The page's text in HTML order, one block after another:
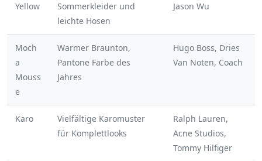
Yellow
Sommerkleider und
leichte Hosen
Jason Wu
Moch
a
Mouss
e
Warmer Braunton,
Pantone Farbe des
Jahres
Hugo Boss, Dries
Van Noten, Coach
Karo
Vielfältige Karomuster
für Komplettlooks
Ralph Lauren,
Acne Studios,
Tommy Hilfiger